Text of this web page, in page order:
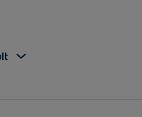
folosite pentru